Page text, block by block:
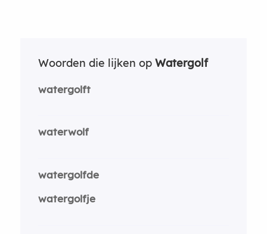
Woorden die lijken op Watergolf
watergolft
waterwolf
watergolfde
watergolfje